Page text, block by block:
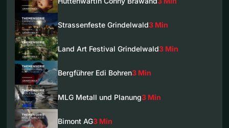
Strassenfeste Grindelwald3 Min
Land Art Festival Grindelwald3 Min
Bergführer Edi Bohren3 Min
MLG Metall und Planung3 Min
Bimont AG3 Min